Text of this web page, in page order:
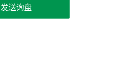
发送询盘